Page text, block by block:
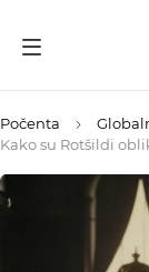
Počenta
Kako su Rotšildi